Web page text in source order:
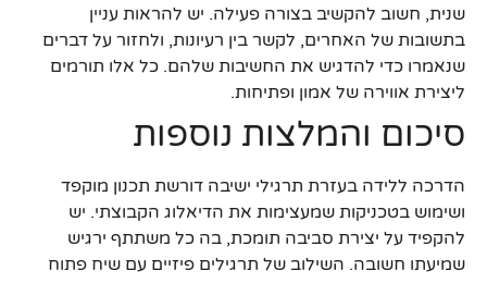
שנית, חשוב להקשיב בצורה פעילה. יש להראות עניין
בתשובות של האחרים, לקשר בין רעיונות, ולחזור על דברים
שנאמרו כדי להדגיש את החשיבות שלהם. כל אלו תורמים
ליצירת אווירה של אמון ופתיחות.
סיכום והמלצות נוספות
הדרכה ללידה בעזרת תרגילי ישיבה דורשת תכנון מוקפד
ושימוש בטכניקות שמעצימות את הדיאלוג הקבוצתי. יש
להקפיד על יצירת סביבה תומכת, בה כל משתתף ירגיש
שמיעתו חשובה. השילוב של תרגילים פיזיים עם שיח פתוח